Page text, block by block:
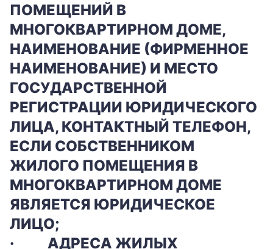
ПОМЕЩЕНИЙ В
МНОГОКВАРТИРНОМ ДОМЕ,
НАИМЕНОВАНИЕ (ФИРМЕННОЕ
НАИМЕНОВАНИЕ) И МЕСТО
ГОСУДАРСТВЕННОЙ
РЕГИСТРАЦИИ ЮРИДИЧЕСКОГО
ЛИЦА, КОНТАКТНЫЙ ТЕЛЕФОН,
ЕСЛИ СОБСТВЕННИКОМ
ЖИЛОГО ПОМЕЩЕНИЯ В
МНОГОКВАРТИРНОМ ДОМЕ
ЯВЛЯЕТСЯ ЮРИДИЧЕСКОЕ
ЛИЦО;
·
АДРЕСА ЖИЛЫХ